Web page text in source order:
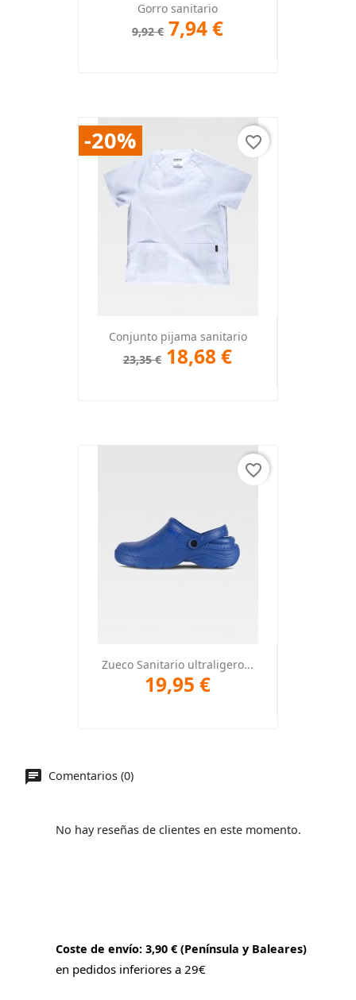
Gorro sanitario
9,92 € 7,94 €
Conjunto pijama sanitario
23,35 € 18,68 €
-20% favorite_border
Zueco Sanitario ultraligero...
19,95 €
favorite_border
Comentarios (0)
No hay reseñas de clientes en este momento.
Coste de envío: 3,90 € (Península y Baleares)
en pedidos inferiores a 29€